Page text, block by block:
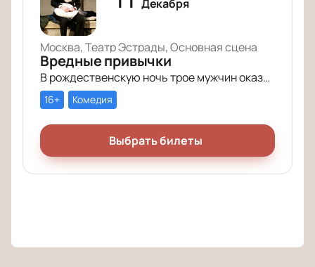
Декабря
Москва, Театр Эстрады, Основная сцена
Вредные привычки
В рождественскую ночь трое мужчин оказываются в КПЗ за административные правонарушения. Один – за курение в неположенном месте, второй – за алкогольное опьянение, третий – за превышение скорости.
16+ Комедия
Выбрать билеты